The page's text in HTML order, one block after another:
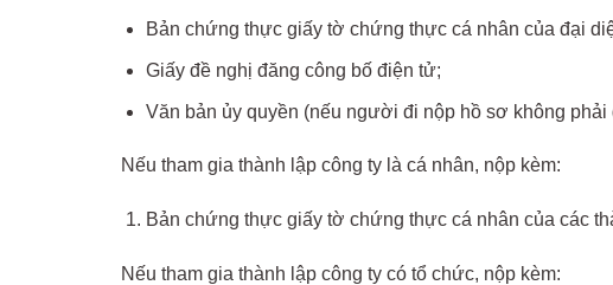
Bản chứng thực giấy tờ chứng thực cá nhân của đại
Giấy đề nghị đăng công bố điện tử;
Văn bản ủy quyền (nếu người đi nộp hồ sơ không phải
Nếu tham gia thành lập công ty là cá nhân, nộp kèm:
Bản chứng thực giấy tờ chứng thực cá nhân của các
Nếu tham gia thành lập công ty có tổ chức, nộp kèm: